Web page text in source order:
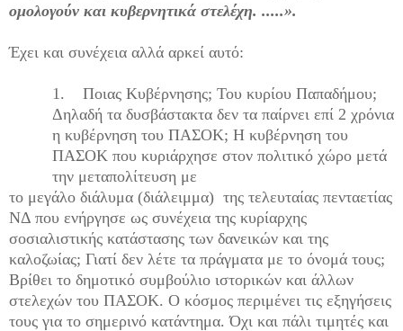
ομολογούν και κυβερνητικά στελέχη. .....».
Έχει και συνέχεια αλλά αρκεί αυτό:
1.
Ποιας Κυβέρνησης; Του κυρίου Παπαδήμου;
Δηλαδή τα δυσβάστακτα δεν τα παίρνει επί 2 χρόνια
η κυβέρνηση του ΠΑΣΟΚ; Η κυβέρνηση του
ΠΑΣΟΚ που κυριάρχησε στον πολιτικό χώρο μετά
την μεταπολίτευση με
το μεγάλο διάλυμα (διάλειμμα) της τελευταίας πενταετίας
ΝΔ που ενήργησε ως συνέχεια της κυρίαρχης
σοσιαλιστικής κατάστασης των δανεικών και της
καλοζωίας; Γιατί δεν λέτε τα πράγματα με το όνομά τους;
Βρίθει το δημοτικό συμβούλιο ιστορικών και άλλων
στελεχών του ΠΑΣΟΚ. Ο κόσμος περιμένει τις εξηγήσεις
τους για το σημερινό κατάντημα. Όχι και πάλι τιμητές και